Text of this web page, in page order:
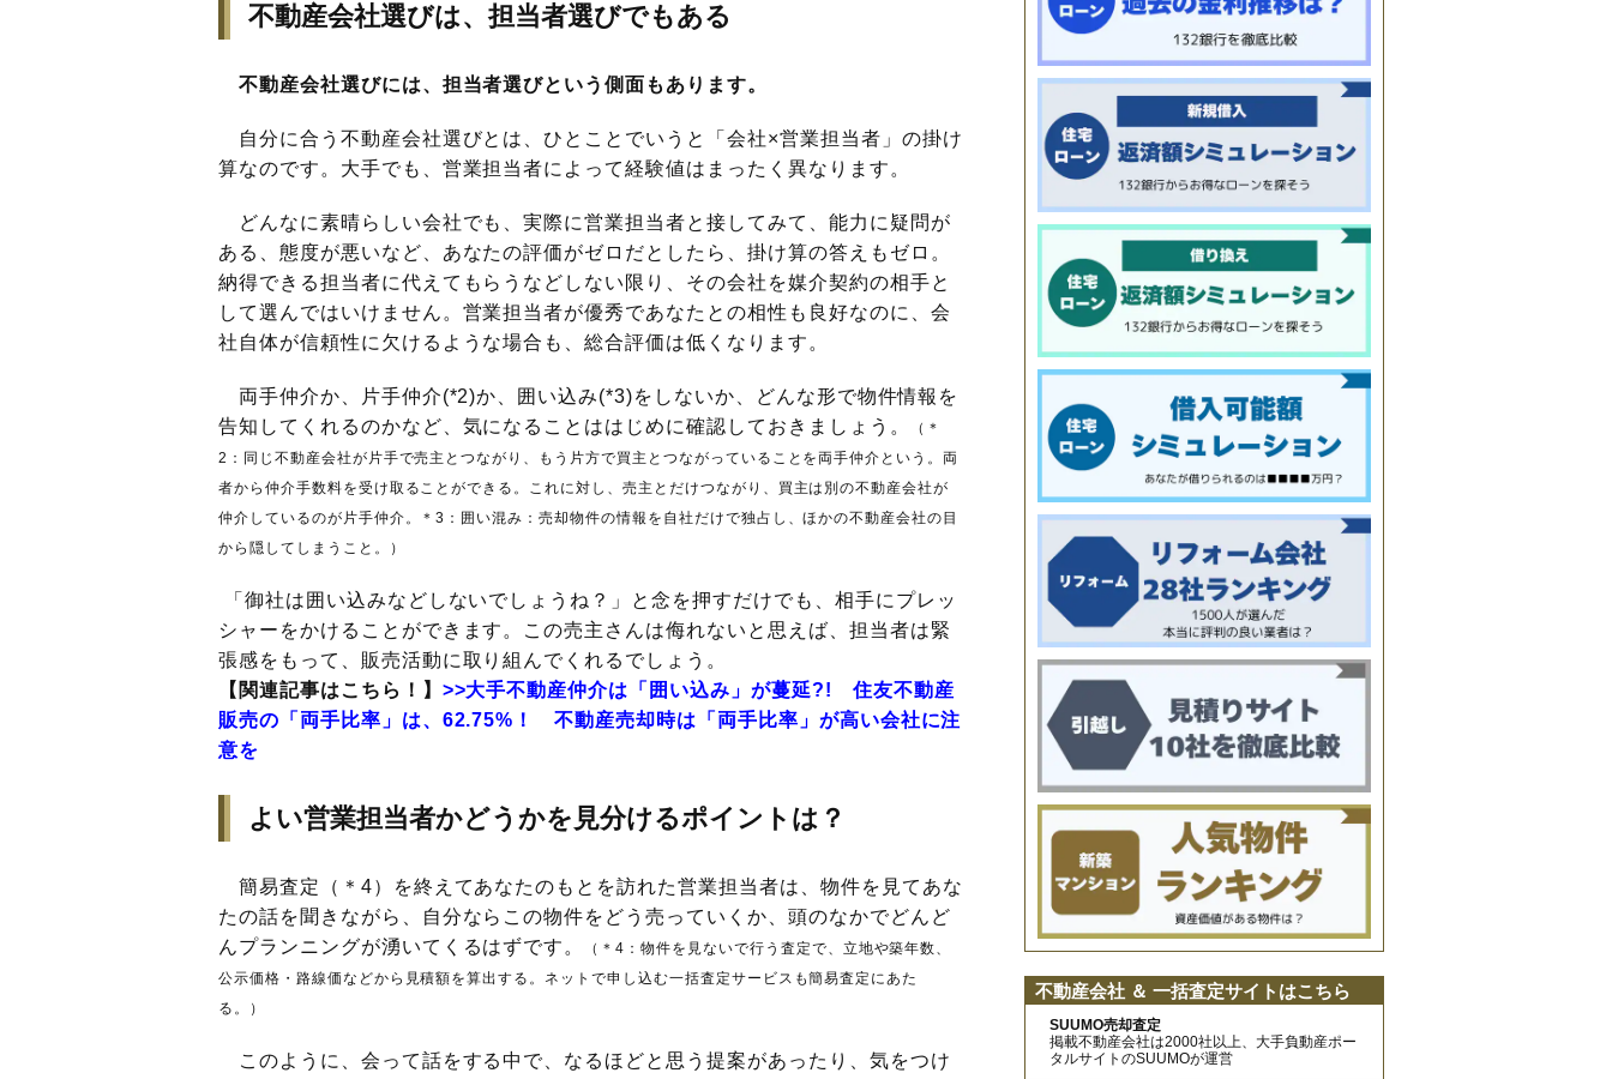
不動産会社選びは、担当者選びでもある
不動産会社選びには、担当者選びという側面もあります。
自分に合う不動産会社選びとは、ひとことでいうと「会社×営業担当者」の掛け
算なのです。大手でも、営業担当者によって経験値はまったく異なります。
どんなに素晴らしい会社でも、実際に営業担当者と接してみて、能力に疑問が
ある、態度が悪いなど、あなたの評価がゼロだとしたら、掛け算の答えもゼロ。
納得できる担当者に代えてもらうなどしない限り、その会社を媒介契約の相手と
して選んではいけません。営業担当者が優秀であなたとの相性も良好なのに、会
社自体が信頼性に欠けるような場合も、総合評価は低くなります。
両手仲介か、片手仲介(*2)か、囲い込み(*3)をしないか、どんな形で物件情報を
告知してくれるのかなど、気になることははじめに確認しておきましょう。
（＊
2：同じ不動産会社が片手で売主とつながり、もう片方で買主とつながっていることを両手仲介という。両
者から仲介手数料を受け取ることができる。これに対し、売主とだけつながり、買主は別の不動産会社が
仲介しているのが片手仲介。＊3：囲い混み：売却物件の情報を自社だけで独占し、ほかの不動産会社の目
から隠してしまうこと。）
「御社は囲い込みなどしないでしょうね？」と念を押すだけでも、相手にプレッ
シャーをかけることができます。この売主さんは侮れないと思えば、担当者は緊
張感をもって、販売活動に取り組んでくれるでしょう。
【関連記事はこちら！】 >>大手不動産仲介は「囲い込み」が蔓延?! 住友不動産
販売の「両手比率」は、62.75%！ 不動産売却時は「両手比率」が高い会社に注
意を
よい営業担当者かどうかを見分けるポイントは？
簡易査定（＊4）を終えてあなたのもとを訪れた営業担当者は、物件を見てあな
たの話を聞きながら、自分ならこの物件をどう売っていくか、頭のなかでどんど
んプランニングが湧いてくるはずです。
（＊4：物件を見ないで行う査定で、立地や築年数、
公示価格・路線価などから見積額を算出する。ネットで申し込む一括査定サービスも簡易査定にあた
る。）
このように、会って話をする中で、なるほどと思う提案があったり、気をつけ
不動産会社 ＆ 一括査定サイトはこちら
SUUMO売却査定
掲載不動産会社は2000社以上、大手負動産ポー
タルサイトのSUUMOが運営